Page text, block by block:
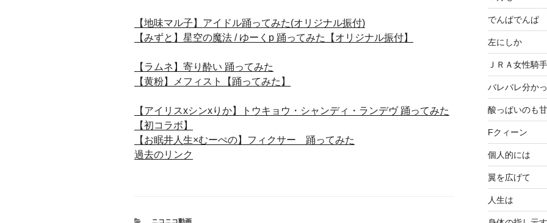
【地味マル子】アイドル踊ってみた(オリジナル振付)
【みずと】星空の魔法 / ゆーくp 踊ってみた【オリジナル振付】
【ラムネ】寄り酔い 踊ってみた
【黄粉】メフィスト【踊ってみた】
【アイリスxシンxりか】トウキョウ・シャンディ・ランデヴ 踊ってみた
【初コラボ】
【お眠井人生×むーぺの】フィクサー 踊ってみた
過去のリンク
カ
ニコニコ動画
でんぱでんぱ
左にしか
ＪＲＡ女性騎
バレバレ分か
酸っぱいのも
Fクィーン
個人的には
翼を広げて
人生は